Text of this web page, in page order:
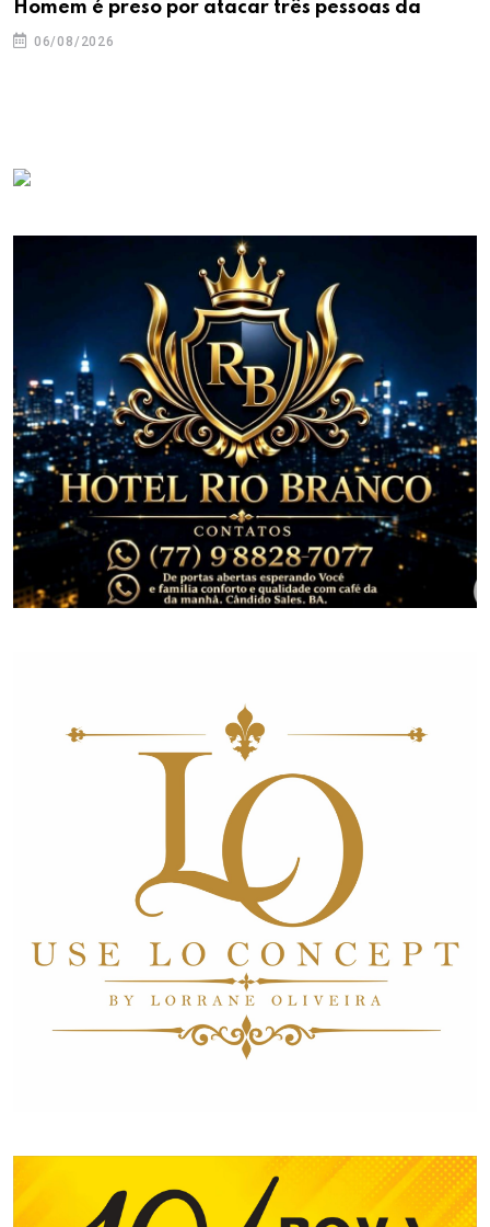
Homem é preso por atacar três pessoas da
06/08/2026